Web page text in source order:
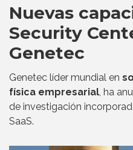
Nuevas
Security
Genetec
Genetec líder mundial en
física empresarial, ha
de investigación
SaaS.